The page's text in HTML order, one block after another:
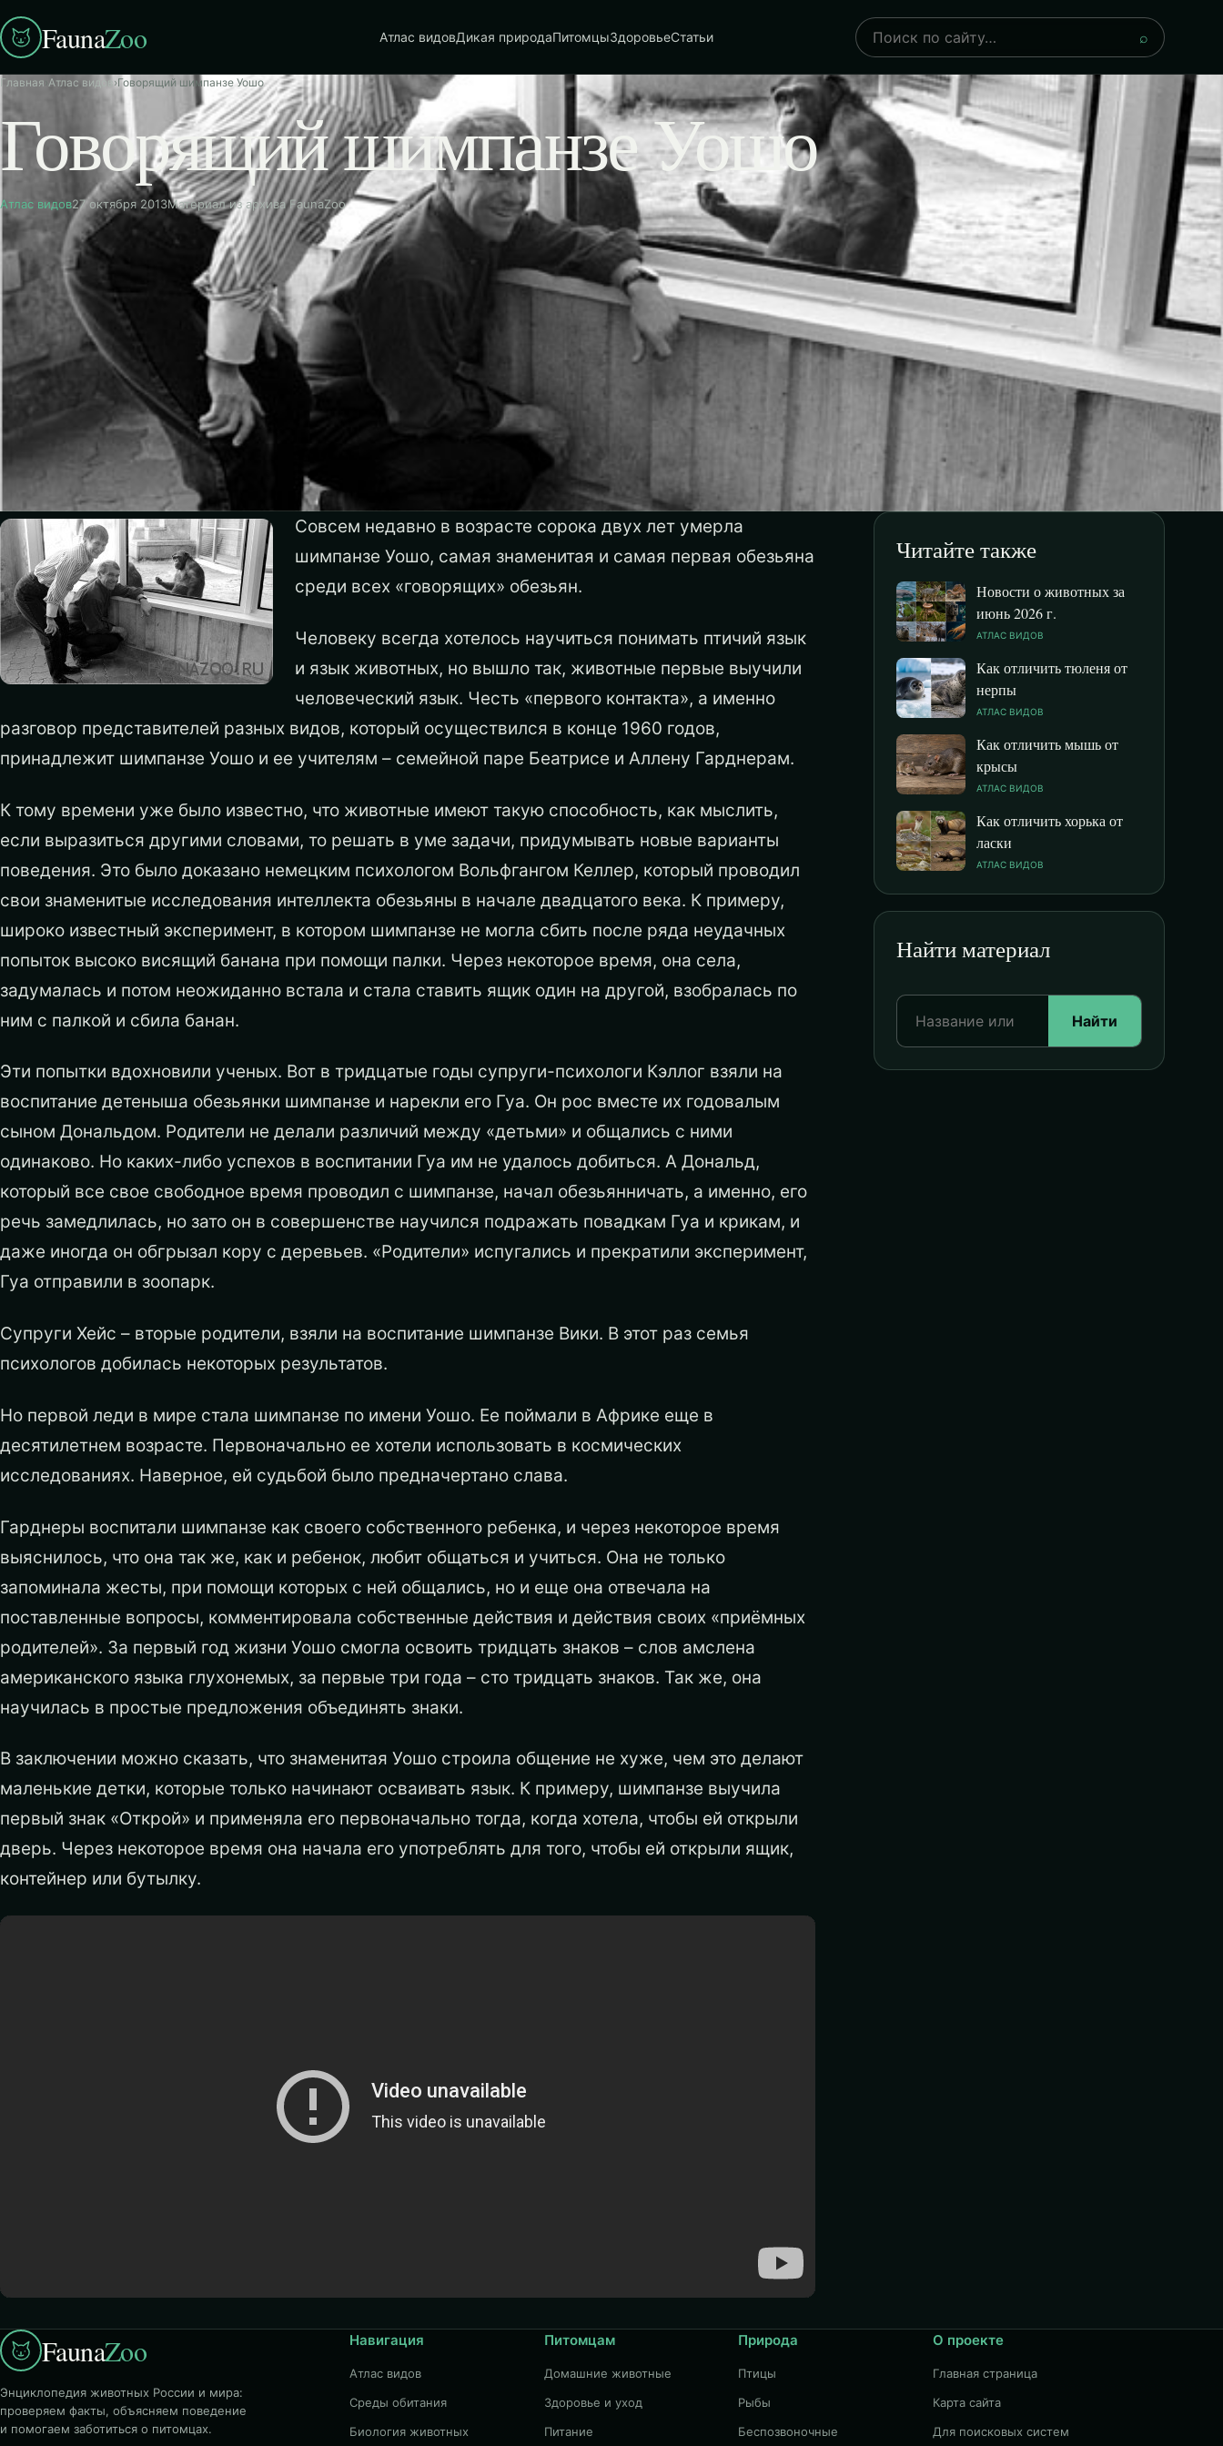
FaunaZoo Атлас видовДикая природаПитомцыЗдоровьеСтатьи
Поиск
⌕
Главная Атлас видов ›Говорящий шимпанзе Уошо
Говорящий шимпанзе Уошо
Атлас видов27 октября 2013Материал из архива FaunaZoo
Совсем недавно в возрасте сорока двух лет умерла
шимпанзе Уошо, самая знаменитая и самая первая обезьяна
среди всех «говорящих» обезьян.
Человеку всегда хотелось научиться понимать птичий язык
и язык животных, но вышло так, животные первые выучили
человеческий язык. Честь «первого контакта», а именно
разговор представителей разных видов, который осуществился в конце 1960 годов,
принадлежит шимпанзе Уошо и ее учителям – семейной паре Беатрисе и Аллену Гарднерам.
К тому времени уже было известно, что животные имеют такую способность, как мыслить,
если выразиться другими словами, то решать в уме задачи, придумывать новые варианты
поведения. Это было доказано немецким психологом Вольфгангом Келлер, который проводил
свои знаменитые исследования интеллекта обезьяны в начале двадцатого века. К примеру,
широко известный эксперимент, в котором шимпанзе не могла сбить после ряда неудачных
попыток высоко висящий банана при помощи палки. Через некоторое время, она села,
задумалась и потом неожиданно встала и стала ставить ящик один на другой, взобралась по
ним с палкой и сбила банан.
Эти попытки вдохновили ученых. Вот в тридцатые годы супруги-психологи Кэллог взяли на
воспитание детеныша обезьянки шимпанзе и нарекли его Гуа. Он рос вместе их годовалым
сыном Дональдом. Родители не делали различий между «детьми» и общались с ними
одинаково. Но каких-либо успехов в воспитании Гуа им не удалось добиться. А Дональд,
который все свое свободное время проводил с шимпанзе, начал обезьянничать, а именно, его
речь замедлилась, но зато он в совершенстве научился подражать повадкам Гуа и крикам, и
даже иногда он обгрызал кору с деревьев. «Родители» испугались и прекратили эксперимент,
Гуа отправили в зоопарк.
Супруги Хейс – вторые родители, взяли на воспитание шимпанзе Вики. В этот раз семья
психологов добилась некоторых результатов.
Но первой леди в мире стала шимпанзе по имени Уошо. Ее поймали в Африке еще в
десятилетнем возрасте. Первоначально ее хотели использовать в космических
исследованиях. Наверное, ей судьбой было предначертано слава.
Гарднеры воспитали шимпанзе как своего собственного ребенка, и через некоторое время
выяснилось, что она так же, как и ребенок, любит общаться и учиться. Она не только
запоминала жесты, при помощи которых с ней общались, но и еще она отвечала на
поставленные вопросы, комментировала собственные действия и действия своих «приёмных
родителей». За первый год жизни Уошо смогла освоить тридцать знаков – слов амслена
американского языка глухонемых, за первые три года – сто тридцать знаков. Так же, она
научилась в простые предложения объединять знаки.
В заключении можно сказать, что знаменитая Уошо строила общение не хуже, чем это делают
маленькие детки, которые только начинают осваивать язык. К примеру, шимпанзе выучила
первый знак «Открой» и применяла его первоначально тогда, когда хотела, чтобы ей открыли
дверь. Через некоторое время она начала его употреблять для того, чтобы ей открыли ящик,
контейнер или бутылку.
Читайте также
Новости о животных за
июнь 2026 г.
АТЛАС ВИДОВ
Как отличить тюленя от
нерпы
АТЛАС ВИДОВ
Как отличить мышь от
крысы
АТЛАС ВИДОВ
Как отличить хорька от
ласки
АТЛАС ВИДОВ
Найти материал
Найти
FaunaZoo
Энциклопедия животных России и мира:
проверяем факты, объясняем поведение
и помогаем заботиться о питомцах.
Навигация
Атлас видов
Среды обитания
Биология животных
Питомцам
Домашние животные
Здоровье и уход
Питание
Природа
Птицы
Рыбы
Беспозвоночные
О проекте
Главная страница
Карта сайта
Для поисковых систем